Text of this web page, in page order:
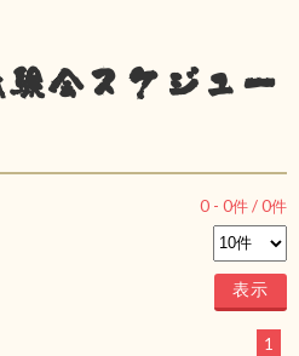
会スケジュー
0 - 0件 /0件
1